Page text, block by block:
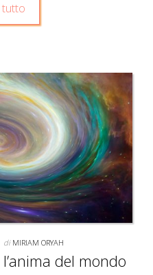
tutto
di MIRIAM ORYAH
del mondo